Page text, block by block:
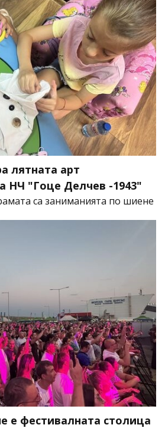
лятната арт
НЧ "Гоце Делчев -1943"
са заниманията по шиене
е фестивалната столица